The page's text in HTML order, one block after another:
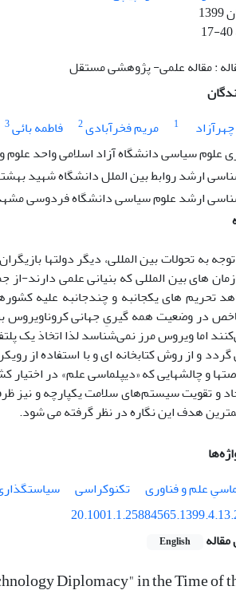
17-40
: مقاله علمی- پژوهشی مستقل
1 مریم فخرآبادی2 فاطمه بائی3
علوم سیاسی دانشگاه آزاد اسلامی واحد علوم و
ارشد روابط بین الملل دانشگاه شهید
ارشد علوم سیاسی دانشگاه فردوسی
توجه به تحولات بین­ المللی، دیگر دولت­ها
تحریم­ های یک­جانبه و چندجانبه علیه
در وضعیت همه­ گیریِ جهانی
اما ویروس مرز نمی‌شناسد لذا اتخاذ یک
و از روش کتابخانه­ ای و با استفاده
و چالش­هایی که «دیپلماسی علم» در
و تقویت سیستم‌های سلامت یکپارچه و نیز
هدف این نگاره در نظر گرفته می­ شود.
علم و فناوری
تکنوکراسی
English
Diplomacy" in the Time of